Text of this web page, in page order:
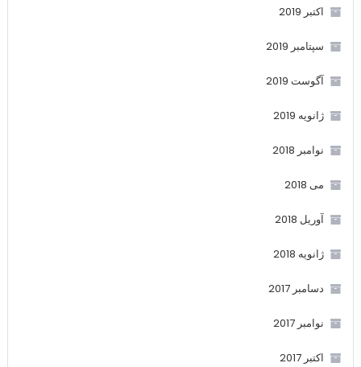
اکتبر 2019
سپتامبر 2019
آگوست 2019
ژانویه 2019
نوامبر 2018
می 2018
آوریل 2018
ژانویه 2018
دسامبر 2017
نوامبر 2017
اکتبر 2017